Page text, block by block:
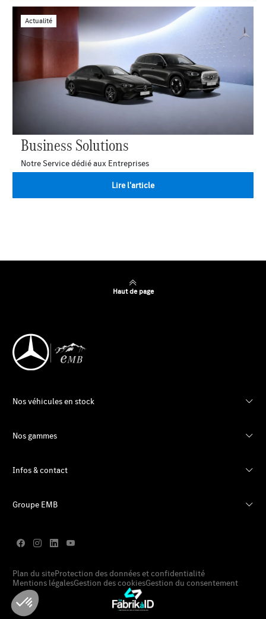
Business Solutions
Notre Service dédié aux Entreprises
Lire l'article
Actualité
Haut de page
Nos véhicules en stock
Nos gammes
Infos & contact
Groupe EMB
Plan du siteProtection des données et confidentialité
Mentions légalesGestion des cookiesGestion du consentement